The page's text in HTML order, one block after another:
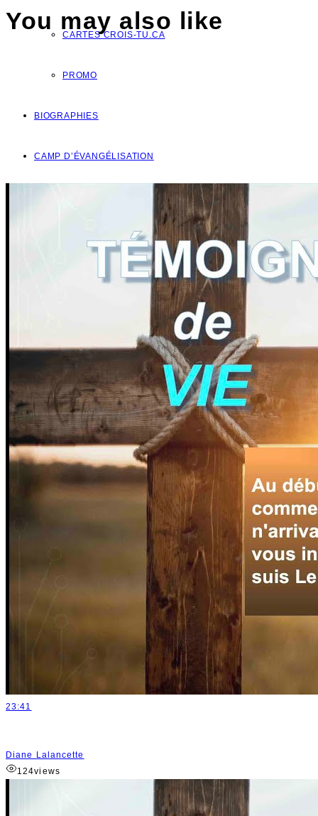
CARTES CROIS-TU.CA
PROMO
BIOGRAPHIES
CAMP D’ÉVANGÉLISATION
VOTRE QUESTION?
You may also like
23:41
Diane Lalancette
124views